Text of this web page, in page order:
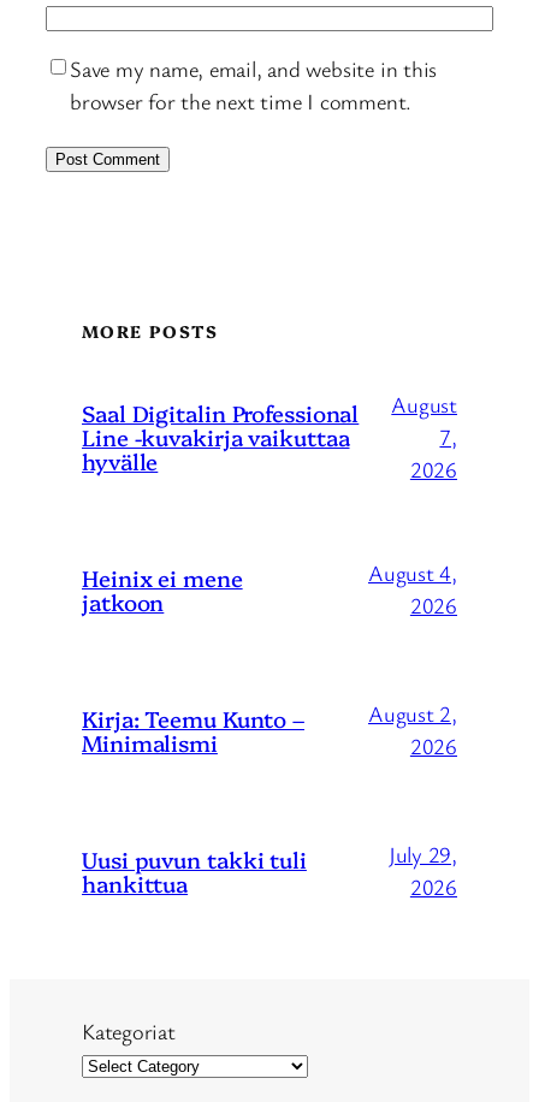
Save my name, email, and website in this
browser for the next time I comment.
MORE POSTS
Saal Digitalin Professional
Line -kuvakirja vaikuttaa
hyvälle
August
7,
2026
Heinix ei mene
jatkoon
August 4,
2026
Kirja: Teemu Kunto –
Minimalismi
August 2,
2026
Uusi puvun takki tuli
hankittua
July 29,
2026
Kategoriat